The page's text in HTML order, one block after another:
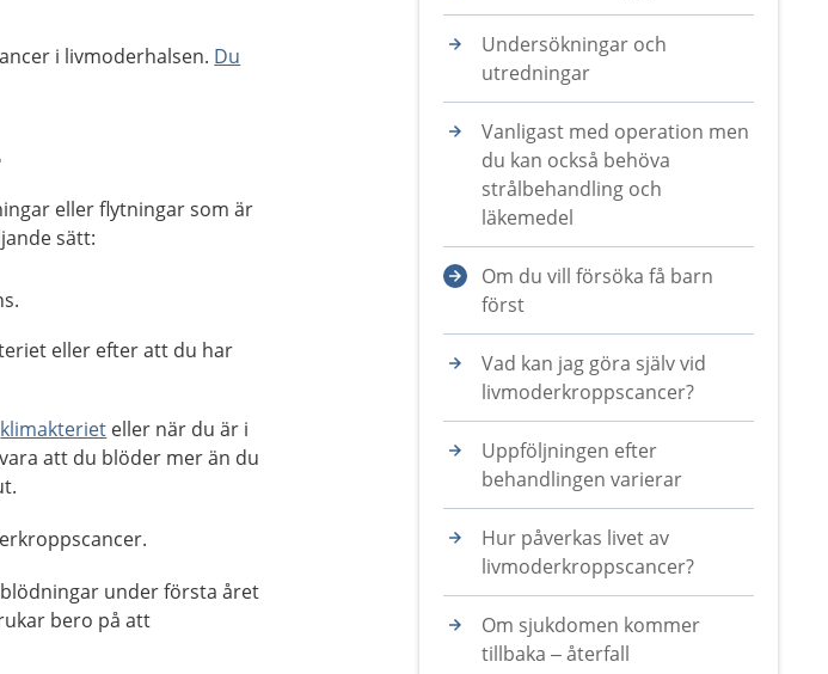
i livmoderhalsen. Du
eller flytningar som är
sätt:
eller efter att du har
klimakteriet eller när du är i
att du blöder mer än du
under första året
bero på att
Undersökningar och
utredningar
Vanligast med operation men
du kan också behöva
strålbehandling och
läkemedel
Om du vill försöka få barn
först
Vad kan jag göra själv vid
livmoderkroppscancer?
Uppföljningen efter
behandlingen varierar
Hur påverkas livet av
livmoderkroppscancer?
Om sjukdomen kommer
tillbaka – återfall